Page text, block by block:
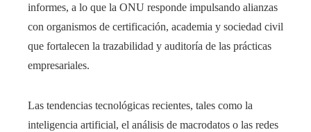
informes, a lo que la ONU responde impulsando alianzas
con organismos de certificación, academia y sociedad civil
que fortalecen la trazabilidad y auditoría de las prácticas
empresariales.
Las tendencias tecnológicas recientes, tales como la
inteligencia artificial, el análisis de macrodatos o las redes